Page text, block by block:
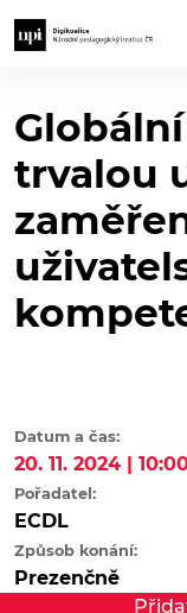
trvalou
Datum a čas:
20. 11. 2024 |
Pořadatel:
ECDL
Způsob konání:
Prezenčně